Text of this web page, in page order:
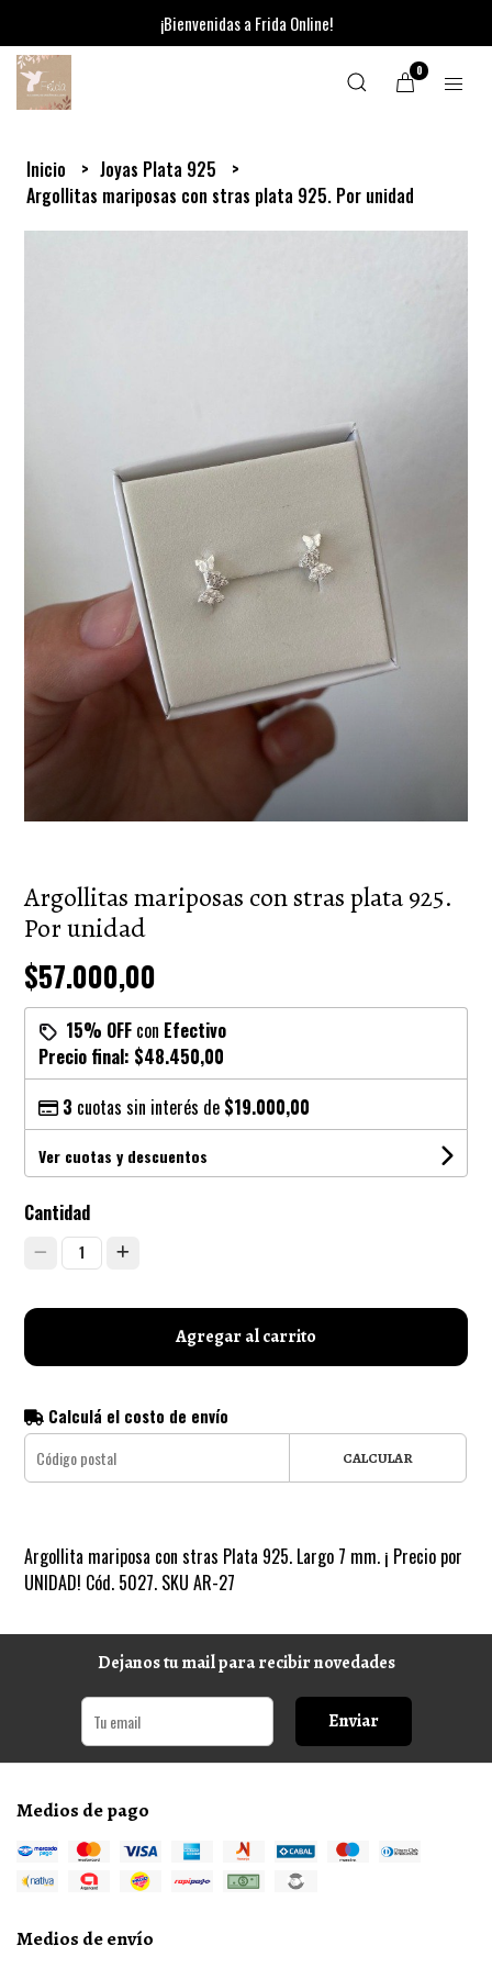
¡Bienvenidas a Frida Online!
0
Inicio
Joyas Plata 925
Argollitas mariposas con stras plata 925. Por unidad
Argollitas mariposas con stras plata 925.
Por unidad
$57.000,00
15% OFF con Efectivo
Precio final: $48.450,00
3 cuotas sin interés de $19.000,00
Ver cuotas y descuentos
Cantidad
1
Agregar al carrito
Calculá el costo de envío
CALCULAR
Argollita mariposa con stras Plata 925. Largo 7 mm. ¡ Precio por
UNIDAD! Cód. 5027. SKU AR-27
Dejanos tu mail para recibir novedades
Enviar
Medios de pago
Medios de envío